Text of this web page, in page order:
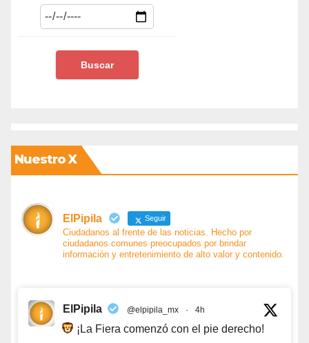
Nuestro X
ElPipila Seguir
Ciudadanos al frente de las noticias. Hecho por
ciudadanos comunes preocupados por brindar
información y entretenimiento de alto valor y contenido.
ElPipila @elpipila_mx · 4h
¡La Fiera comenzó con el pie derecho!